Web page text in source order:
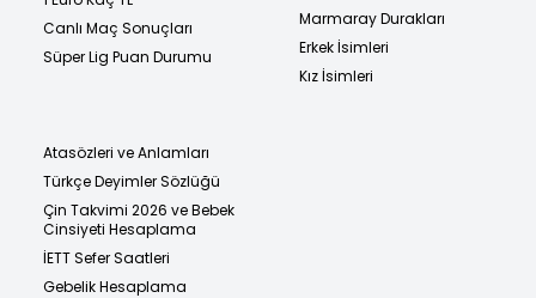
Canlı Maç Sonuçları
Süper Lig Puan Durumu
Marmaray Durakları
Erkek İsimleri
Kız İsimleri
Atasözleri ve Anlamları
Türkçe Deyimler Sözlüğü
Çin Takvimi 2026 ve Bebek
Cinsiyeti Hesaplama
İETT Sefer Saatleri
Gebelik Hesaplama